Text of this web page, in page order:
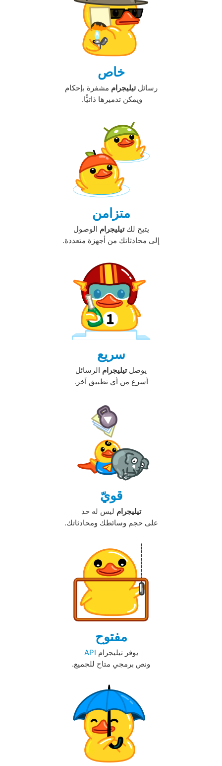
خاص
رسائلتيليجرام مشفرة بإحكام
ويمكن تدميرها ذاتيًّا. ‏
متزامن
يتيح لكتيليجرام الوصول
إلى محادثاتك من أجهزة متعددة.‏
سريع
يوصلتيليجرام الرسائل
أسرع من أي تطبيق آخر.‏
قويّ
تيليجرام ليس له حد
على حجم وسائطك ومحادثاتك.‏
مفتوح
يوفر تيليجرام API
ونص برمجي متاح للجميع.‏